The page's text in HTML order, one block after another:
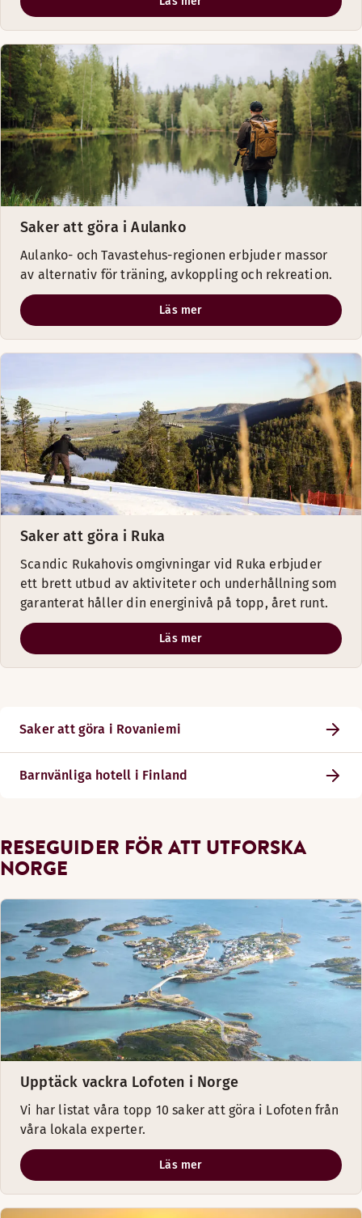
Saker att göra i Aulanko
Aulanko- och Tavastehus-regionen erbjuder massor
av alternativ för träning, avkoppling och rekreation.
Läs mer
Saker att göra i Ruka
Scandic Rukahovis omgivningar vid Ruka erbjuder
ett brett utbud av aktiviteter och underhållning som
garanterat håller din energinivå på topp, året runt.
Läs mer
Saker att göra i Rovaniemi
Barnvänliga hotell i Finland
RESEGUIDER FÖR ATT UTFORSKA
NORGE
Upptäck vackra Lofoten i Norge
Vi har listat våra topp 10 saker att göra i Lofoten från
våra lokala experter.
Läs mer